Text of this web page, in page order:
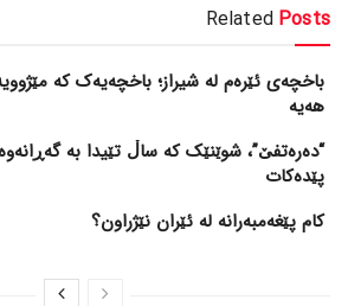
Related Posts
باخچەی ئێرەم لە شیراز؛ باخچەیەک کە
هەیە
“دەرەتفێ”، شوێنێک کە ساڵ تێیدا بە
پێدەکات
کام پێغەمبەرانە لە ئێران نێژراون؟